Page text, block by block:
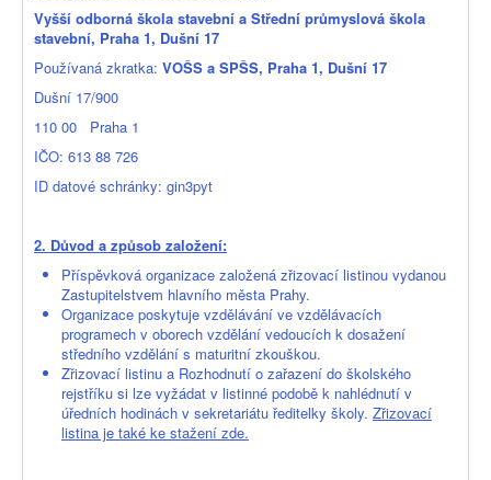
Vyšší odborná škola stavební a Střední průmyslová škola
stavební, Praha 1, Dušní 17
Používaná zkratka: VOŠS a SPŠS, Praha 1, Dušní 17
Dušní 17/900
110 00 Praha 1
IČO: 613 88 726
ID datové schránky: gin3pyt
2. Důvod a způsob založení:
Příspěvková organizace založená zřizovací listinou vydanou
Zastupitelstvem hlavního města Prahy.
Organizace poskytuje vzdělávání ve vzdělávacích
programech v oborech vzdělání vedoucích k dosažení
středního vzdělání s maturitní zkouškou.
Zřizovací listinu a Rozhodnutí o zařazení do školského
rejstříku si lze vyžádat v listinné podobě k nahlédnutí v
úředních hodinách v sekretariátu ředitelky školy. Zřizovací
listina je také ke stažení zde.